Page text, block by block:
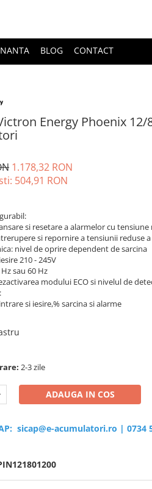
BLOG CONTACT
Energy Phoenix 12/
1.178,32 RON
504,91 RON
si resetare a alarmelor cu
si repornire a tensiunii reduse
nivel de oprire dependent de sarcina
210 - 245V
sau 60 Hz
modului ECO si nivelul de
si iesire,% sarcina si alarme
2-3 zile
ADAUGA IN COS
sicap@e-acumulatori.ro | 0734